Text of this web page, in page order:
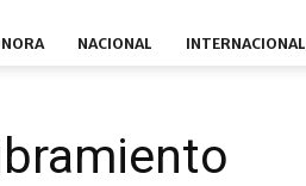
NACIONAL INTERNACIONAL